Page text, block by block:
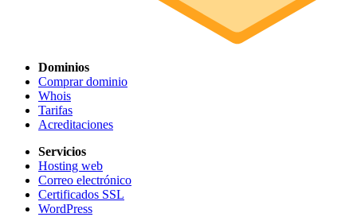
Dominios
Comprar dominio
Whois
Tarifas
Acreditaciones
Servicios
Hosting web
Correo electrónico
Certificados SSL
WordPress